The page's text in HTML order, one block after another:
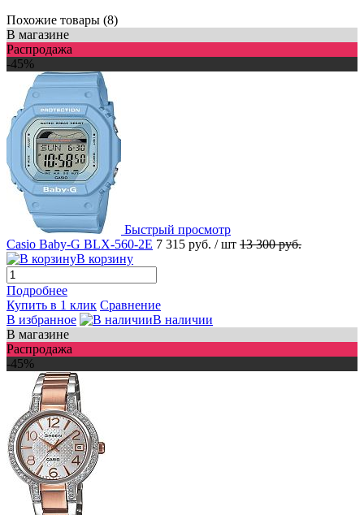
Похожие товары (8)
В магазине
Распродажа
-45%
Быстрый просмотр
Casio Baby-G BLX-560-2E 7 315 руб. / шт 13 300 руб.
В корзину
Подробнее
Купить в 1 клик Сравнение
В избранное
В наличии
В магазине
Распродажа
-45%